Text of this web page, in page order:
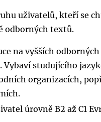
uživatelů, kteří se
odborných textů.
na vyšších
Vybaví studujícího
organizacích,
úrovně B2 až C1